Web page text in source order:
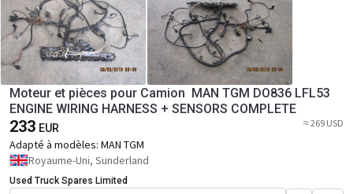
Moteur et pièces pour Camion MAN TGM DO836 LFL53
ENGINE WIRING HARNESS + SENSORS COMPLETE
233 EUR ≈ 269 USD
Adapté à modèles: MAN TGM
Royaume-Uni, Sunderland
Used Truck Spares Limited